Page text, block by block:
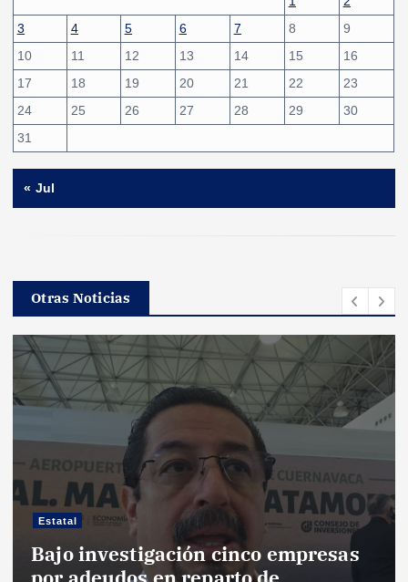
3
4 5 6 7 8
9
10
11 12 13 14 15
16
17
18 19 20 21 22
23
24
25 26 27 28 29
30
31
« Jul
Otras Noticias
Estatal
Bajo investigación cinco empresas